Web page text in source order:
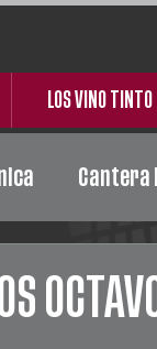
LOS VINO TINTO
Cantera